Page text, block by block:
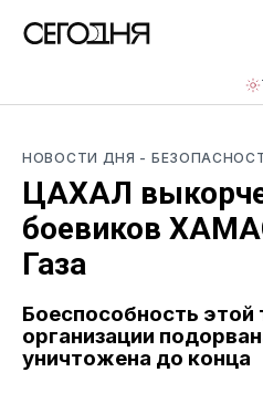
НОВОСТИ ДНЯ -
ЦАХАЛ
боевиков
Газа
Боеспособность этой
организации
уничтожена до конца